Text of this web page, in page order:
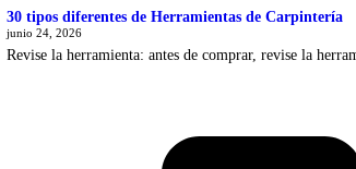
30 tipos diferentes de Herramientas de Carpintería
junio 24, 2026
Revise la herramienta: antes de comprar, revise la